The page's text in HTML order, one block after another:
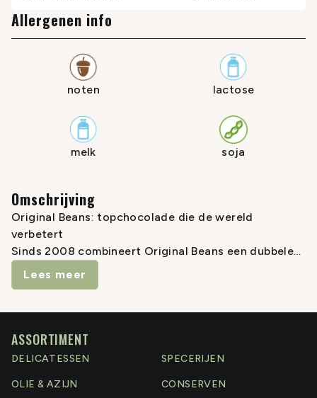
Allergenen info
noten lactose
melk soja
Omschrijving
Original Beans: topchocolade die de wereld
verbetert
Sinds 2008 combineert Original Beans een dubbele
passie: chocolade maken en duurzaam ondernemen
waarbij de lat steeds hoger gelegd wordt. Het Bean-
bemachtigen om fijnproevers, milieubewuste
consumenten en toonaangevende chefs pure,
Cacao-oogsten die de biodiversiteit van deze
Lees meer
ASSORTIMENT
DELICATESSEN SPECERIJEN
OLIE & AZIJN CONSERVEN